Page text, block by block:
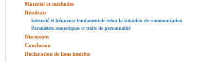
Matériel et méthodes
Résultats
Intensité et fréquence fondamentale selon la situation de communication
Paramètres acoustiques et traits de personnalité
Discussion
Conclusion
Déclaration de liens intérêts